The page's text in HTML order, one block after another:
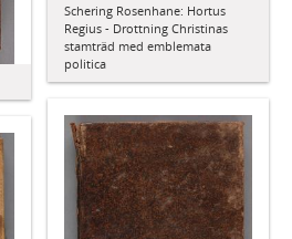
Schering Rosenhane: Hortus
Regius - Drottning Christinas
stamträd med emblemata
politica